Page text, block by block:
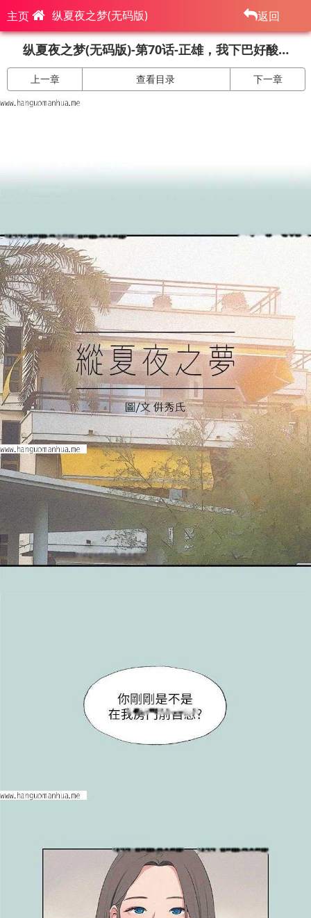
主页 纵夏夜之梦(无码版) 返回
纵夏夜之梦(无码版)-第70话-正雄，我下巴好酸…
上一章 查看目录 下一章